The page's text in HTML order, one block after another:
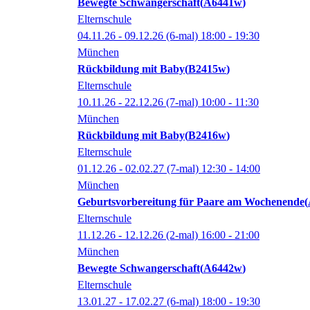
Bewegte Schwangerschaft A6441w
Elternschule
04.11.26 - 09.12.26 (6-mal) 18:00 - 19:30
München
Rückbildung mit Baby B2415w
Elternschule
10.11.26 - 22.12.26 (7-mal) 10:00 - 11:30
München
Rückbildung mit Baby B2416w
Elternschule
01.12.26 - 02.02.27 (7-mal) 12:30 - 14:00
München
Geburtsvorbereitung für Paare am Wochenende
Elternschule
11.12.26 - 12.12.26 (2-mal) 16:00 - 21:00
München
Bewegte Schwangerschaft A6442w
Elternschule
13.01.27 - 17.02.27 (6-mal) 18:00 - 19:30